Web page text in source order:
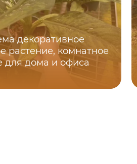
декоративное
растение, комнатное
для дома и офиса